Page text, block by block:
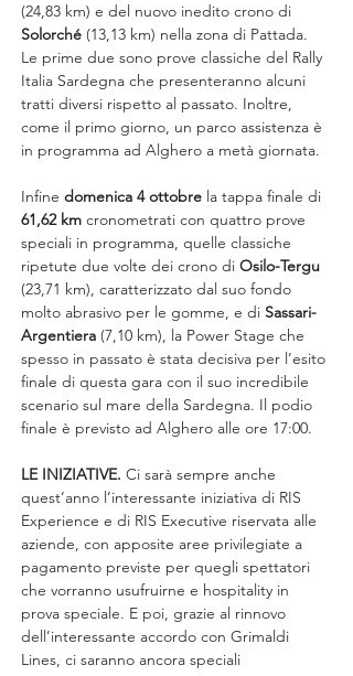
(24,83 km) e del nuovo inedito crono di
Solorché (13,13 km) nella zona di Pattada.
Le prime due sono prove classiche del Rally
Italia Sardegna che presenteranno alcuni
tratti diversi rispetto al passato. Inoltre,
come il primo giorno, un parco assistenza è
in programma ad Alghero a metà giornata.
Infine domenica 4 ottobre la tappa finale di
61,62 km cronometrati con quattro prove
speciali in programma, quelle classiche
ripetute due volte dei crono di Osilo-Tergu
(23,71 km), caratterizzato dal suo fondo
molto abrasivo per le gomme, e di Sassari-
Argentiera (7,10 km), la Power Stage che
spesso in passato è stata decisiva per l’esito
finale di questa gara con il suo incredibile
scenario sul mare della Sardegna. Il podio
finale è previsto ad Alghero alle ore 17:00.
LE INIZIATIVE. Ci sarà sempre anche
quest’anno l’interessante iniziativa di RIS
Experience e di RIS Executive riservata alle
aziende, con apposite aree privilegiate a
pagamento previste per quegli spettatori
che vorranno usufruirne e hospitality in
prova speciale. E poi, grazie al rinnovo
dell’interessante accordo con Grimaldi
Lines, ci saranno ancora speciali